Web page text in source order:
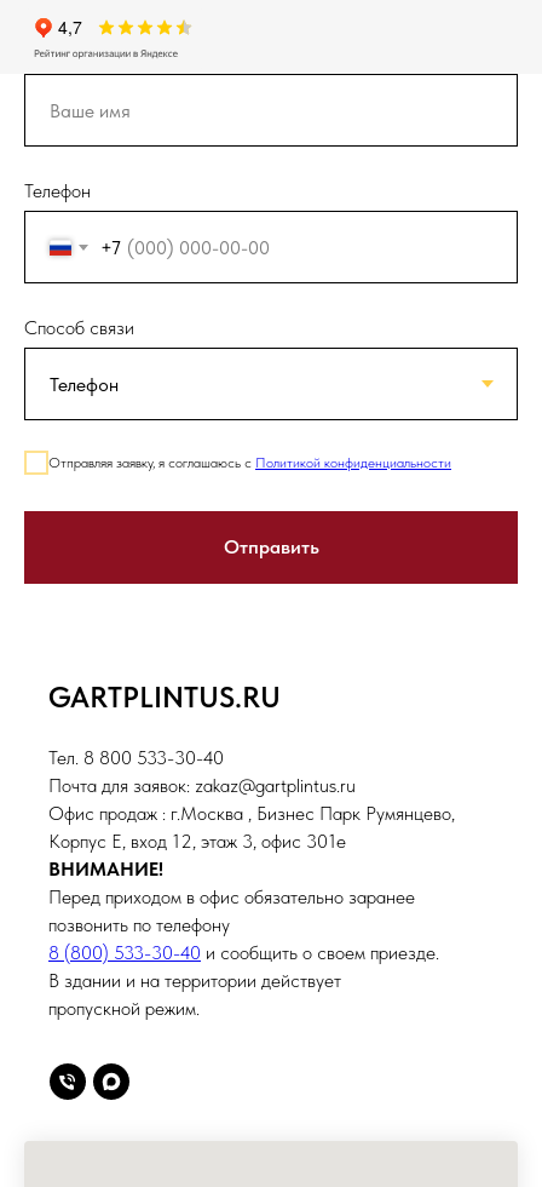
Телефон
+7
Способ связи
Отправляя заявку, я соглашаюсь с Политикой конфиденциальности
Отправить
GARTPLINTUS.RU
Тел. 8 800 533-30-40
Почта для заявок: zakaz@gartplintus.ru
Офис продаж : г.Москва , Бизнес Парк Румянцево,
Корпус Е, вход 12, этаж 3, офис 301е
ВНИМАНИЕ!
Перед приходом в офис обязательно заранее
позвонить по телефону
8 (800) 533-30-40 и сообщить о своем приезде.
В здании и на территории действует
пропускной режим.